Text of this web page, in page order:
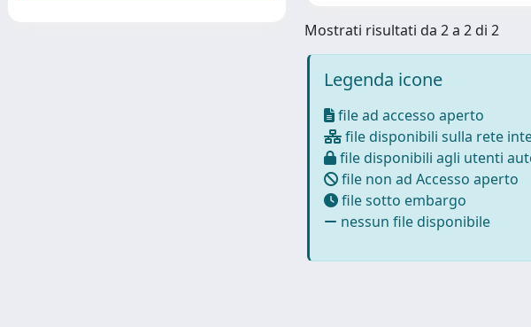
Mostrati risultati da 2 a 2 di 2
Legenda icone
file ad accesso aperto
file disponibili sulla rete
file disponibili agli utenti
file non ad Accesso aperto
file sotto embargo
nessun file disponibile